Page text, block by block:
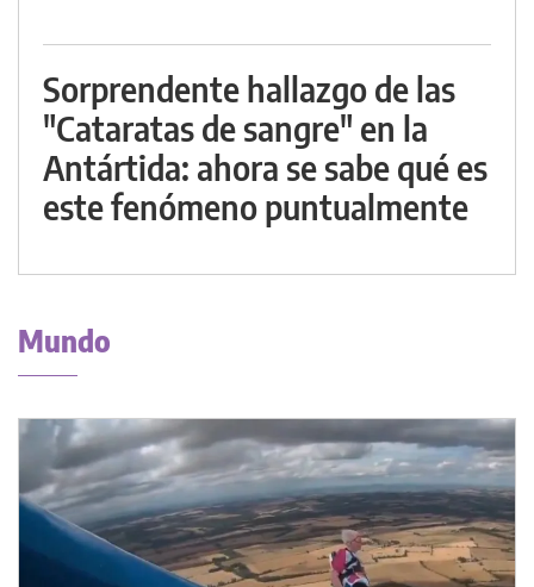
Sorprendente hallazgo de las
"Cataratas de sangre" en la
Antártida: ahora se sabe qué es
este fenómeno puntualmente
Mundo